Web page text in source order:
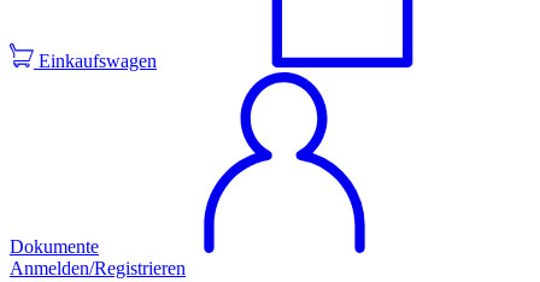
Einkaufswagen
Dokumente
Anmelden/Registrieren